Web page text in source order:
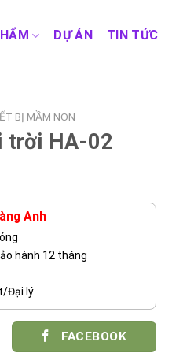
DỰ ÁN TIN TỨC
BỊ MẦM NON
trời HA-02
Anh
hành 12 tháng
Đại lý
FACEBOOK